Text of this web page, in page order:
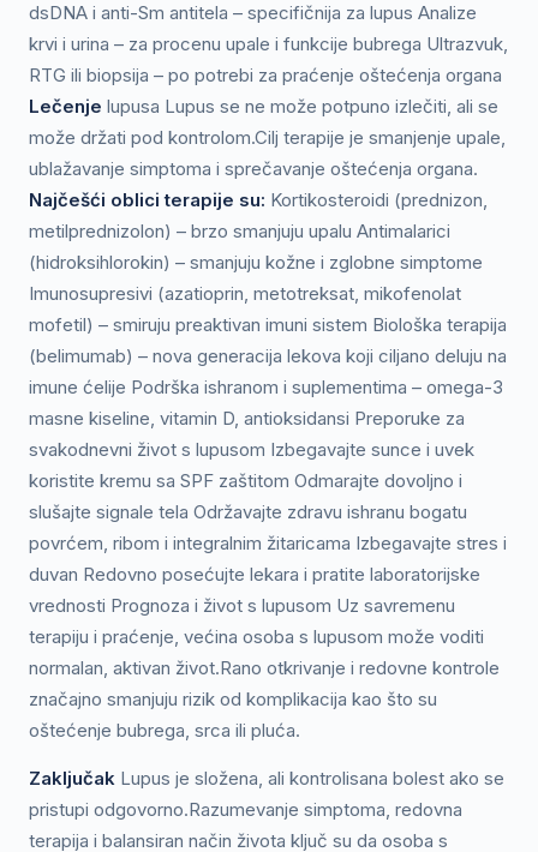
dsDNA i anti-Sm antitela – specifičnija za lupus Analize
krvi i urina – za procenu upale i funkcije bubrega Ultrazvuk,
RTG ili biopsija – po potrebi za praćenje oštećenja organa
Lečenje lupusa Lupus se ne može potpuno izlečiti, ali se
može držati pod kontrolom.Cilj terapije je smanjenje upale,
ublažavanje simptoma i sprečavanje oštećenja organa.
Najčešći oblici terapije su: Kortikosteroidi (prednizon,
metilprednizolon) – brzo smanjuju upalu Antimalarici
(hidroksihlorokin) – smanjuju kožne i zglobne simptome
Imunosupresivi (azatioprin, metotreksat, mikofenolat
mofetil) – smiruju preaktivan imuni sistem Biološka terapija
(belimumab) – nova generacija lekova koji ciljano deluju na
imune ćelije Podrška ishranom i suplementima – omega-3
masne kiseline, vitamin D, antioksidansi Preporuke za
svakodnevni život s lupusom Izbegavajte sunce i uvek
koristite kremu sa SPF zaštitom Odmarajte dovoljno i
slušajte signale tela Održavajte zdravu ishranu bogatu
povrćem, ribom i integralnim žitaricama Izbegavajte stres i
duvan Redovno posećujte lekara i pratite laboratorijske
vrednosti Prognoza i život s lupusom Uz savremenu
terapiju i praćenje, većina osoba s lupusom može voditi
normalan, aktivan život.Rano otkrivanje i redovne kontrole
značajno smanjuju rizik od komplikacija kao što su
oštećenje bubrega, srca ili pluća.
Zaključak Lupus je složena, ali kontrolisana bolest ako se
pristupi odgovorno.Razumevanje simptoma, redovna
terapija i balansiran način života ključ su da osoba s